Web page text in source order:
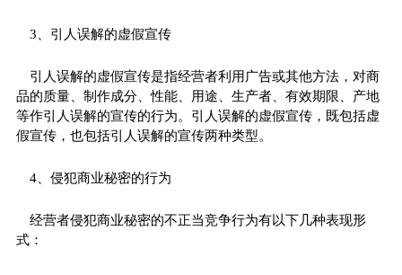
3、引人误解的虚假宣传
引人误解的虚假宣传是指经营者利用广告或其他方法，对商
品的质量、制作成分、性能、用途、生产者、有效期限、产地
等作引人误解的宣传的行为。引人误解的虚假宣传，既包括虚
假宣传，也包括引人误解的宣传两种类型。
4、侵犯商业秘密的行为
经营者侵犯商业秘密的不正当竞争行为有以下几种表现形
式：